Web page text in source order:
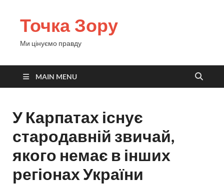
Точка Зору
Ми цінуємо правду
MAIN MENU
У Карпатах існує
стародавній звичай,
якого немає в інших
регіонах України